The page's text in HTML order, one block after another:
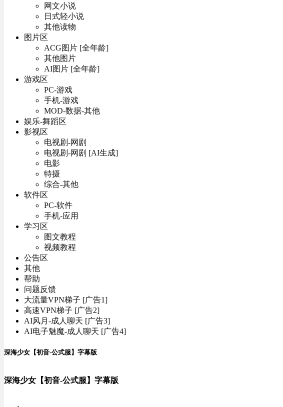
网文小说
日式轻小说
其他读物
图片区
ACG图片 [全年龄]
其他图片
AI图片 [全年龄]
游戏区
PC-游戏
手机-游戏
MOD-数据-其他
娱乐-舞蹈区
影视区
电视剧-网剧
电视剧-网剧 [AI生成]
电影
特摄
综合-其他
软件区
PC-软件
手机-应用
学习区
图文教程
视频教程
公告区
其他
帮助
问题反馈
大流量VPN梯子 [广告1]
高速VPN梯子 [广告2]
AI风月-成人聊天 [广告3]
AI电子魅魔-成人聊天 [广告4]
深海少女【初音-公式服】字幕版
深海少女【初音-公式服】字幕版